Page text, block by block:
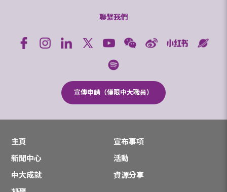
聯繫我們
宣傳申請（僅限中大職員）
主頁
宣布事項
新聞中心
活動
中大成就
資源分享